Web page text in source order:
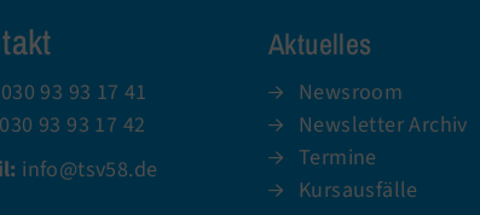
030 93 93 17 41
030 93 93 17 42
info@tsv58.de
Aktuelles
Newsroom
Newsletter Archiv
Termine
Kursausfälle